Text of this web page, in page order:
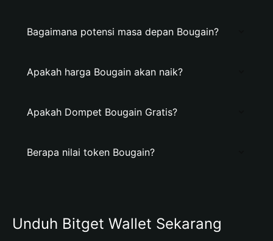
Bagaimana potensi masa depan Bougain?
Apakah harga Bougain akan naik?
Apakah Dompet Bougain Gratis?
Berapa nilai token Bougain?
Unduh Bitget Wallet Sekarang